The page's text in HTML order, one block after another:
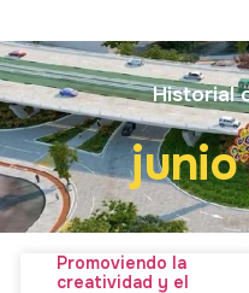
Historial
junio
Promoviendo la
creatividad y el